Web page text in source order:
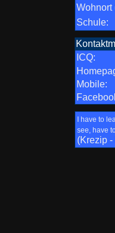
Wohnort
Schule:
ICQ:
Mobile:
I have to
see, have
(Krezip